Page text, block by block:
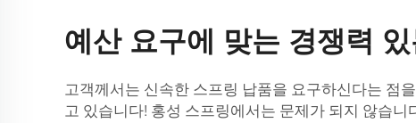
예산 요구에 맞는 경쟁력
고객께서는 신속한 스프링 납품을 요구하신다는 점
고 있습니다! 홍성 스프링에서는 문제가 되지 않습니